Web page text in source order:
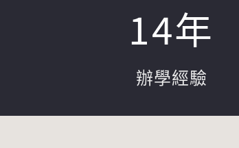
辦學經驗
14年